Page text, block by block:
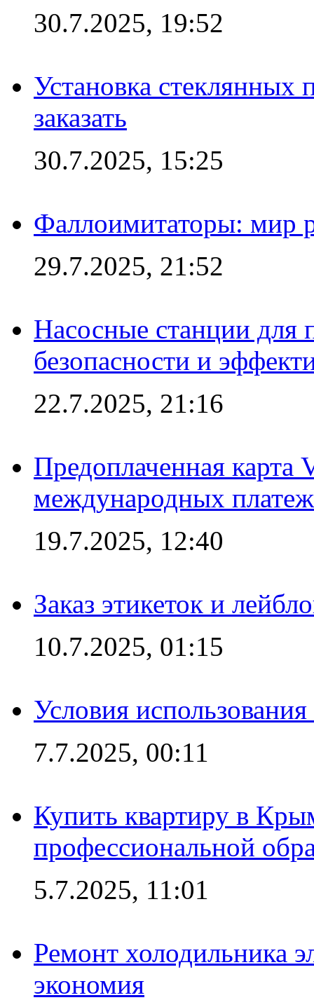
30.7.2025, 19:52
Установка стеклянных
заказать
30.7.2025, 15:25
Фаллоимитаторы: мир
29.7.2025, 21:52
Насосные станции для
безопасности и
22.7.2025, 21:16
Предоплаченная карта
международных
19.7.2025, 12:40
Заказ этикеток и
10.7.2025, 01:15
Условия
7.7.2025, 00:11
Купить квартиру в
профессиональной
5.7.2025, 11:01
Ремонт холодильника
экономия